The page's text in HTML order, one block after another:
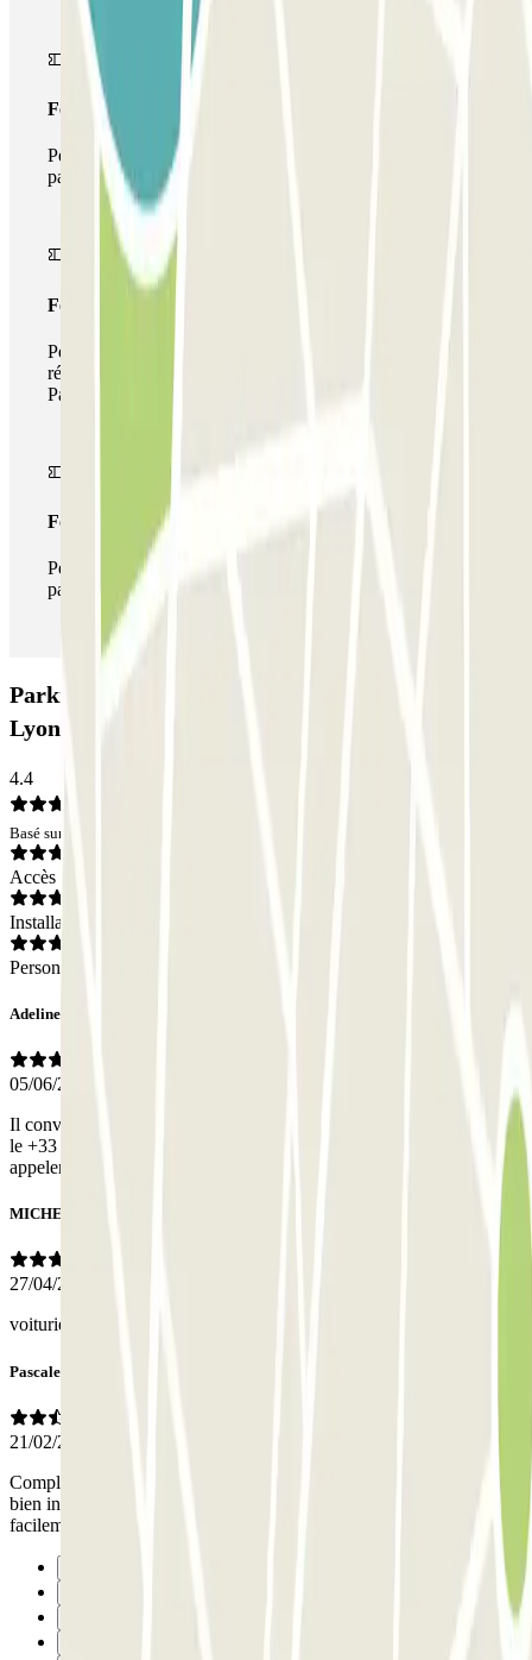
Forfait Simple
Pendant votre séjour, vous ne pourrez entrer et sortir du
parking qu'une seule fois
Forfait de stationnement multiple
Pendant votre séjour, vous pouvez utiliser l'ensemble du
réseau de parkings de cet opérateur disponible sur
Parclick.
Forfait illimité
Pendant votre séjour, vous pouvez entrer et sortir du
parking aussi souvent que vous le souhaitez.
Parking ECTOR - Service Voiturier - Gare de
Lyon: Avis
4.4
Basé sur 12 avis
Accès
Installations
Personnel
Adeline
05/06/2026
Il conviendrait de corriger le numéro dans les instructions car apres
le +33 vous avez laissé le zéro. Donc quand on clique pour vous
appeler, le numéro ressort comme non attribué.
MICHEL
27/04/2026
voituriers ponctuels à l'aller comme au retour, très courtois
Pascale
21/02/2026
Compliqué, pas indique! Heureusement, le voiturier était top, poli,
bien intentionné, ce qui m’a permis de retrouver ma voiture plus
facilement!